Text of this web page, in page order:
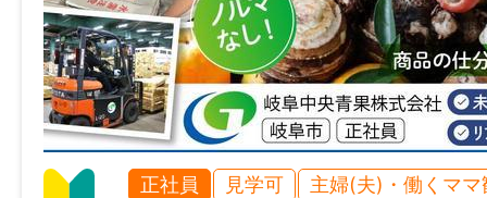
正社員 見学可
主婦(夫)・働くママ